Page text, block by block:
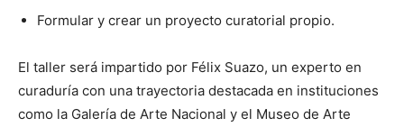
Formular y crear un proyecto curatorial propio.
El taller será impartido por Félix Suazo, un experto en
curaduría con una trayectoria destacada en instituciones
como la Galería de Arte Nacional y el Museo de Arte